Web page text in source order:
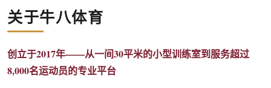
关于牛八体育
创立于2017年——从一间30平米的小型训练室到服务超过
8,000名运动员的专业平台